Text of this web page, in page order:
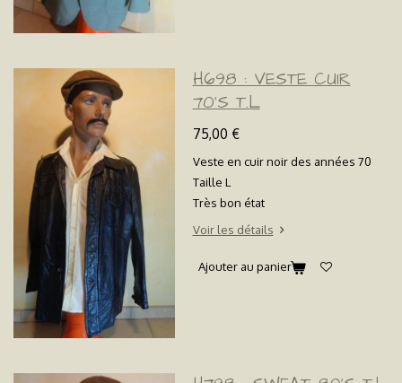
H698 : VESTE CUIR
70'S T.L
75,00 €
Veste en cuir noir des années 70
Taille L
Très bon état
Voir les détails
Ajouter au panier